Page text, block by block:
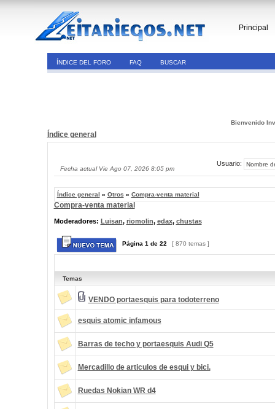
Principal
ÍNDICE DEL FORO FAQ BUSCAR
Bienvenido
Índice general
Fecha actual Vie Ago 07, 2026 8:05 pm
Usuario:
Índice general » Otros » Compra-venta material
Compra-venta material
Moderadores: Luisan, riomolin, edax, chustas
Página 1 de 22 [ 870 temas ]
Temas
VENDO portaesquis para todoterreno
esquis atomic infamous
Barras de techo y portaesquis Audi Q5
Mercadillo de articulos de esqui y bici.
Ruedas Nokian WR d4